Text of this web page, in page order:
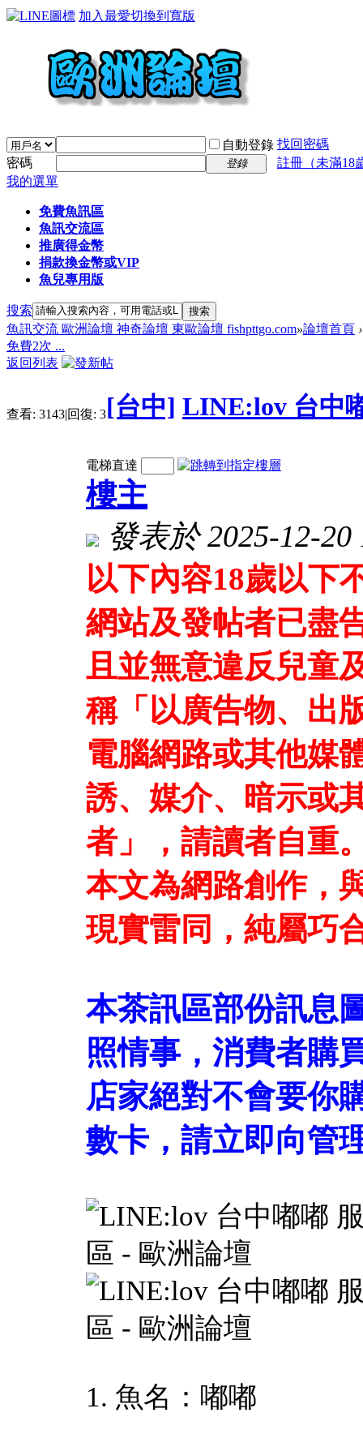
加入最愛切換到寬版
自動登錄 找回密碼
密碼
登錄
註冊（未滿18
我的選單
免費魚訊區
魚訊交流區
推廣得金幣
捐款換金幣或VIP
魚兒專用版
搜索 搜索
魚訊交流 歐洲論壇 神奇論壇 東歐論壇 fishpttgo.com»論壇首頁 ›
免費2次 ...
返回列表
查看: 3143|回復: 3[台中] LINE:lov 台中
電梯直達
樓主
發表於 2025-12-20
以下內容18歲以下
網站及發帖者已盡
且並無意違反兒童
稱「以廣告物、出
電腦網路或其他媒
誘、媒介、暗示或
者」，請讀者自重
本文為網路創作，
現實雷同，純屬巧
本茶訊區部份訊息
照情事，消費者購
店家絕對不會要你
數卡，請立即向管
1. 魚名：嘟嘟